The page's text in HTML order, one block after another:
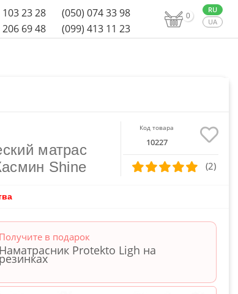
23 28
(050) 074 33 98
69 48
(099) 413 11 23
0
матрас
Shine
Код товара
10227
(2)
Получите в подарок
Наматрасник Protekto Ligh на
резинках